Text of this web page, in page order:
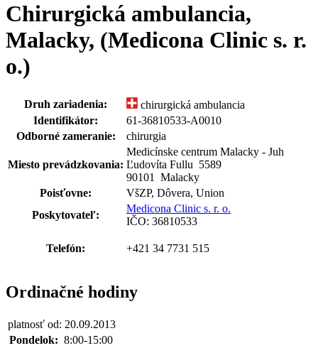
Chirurgická ambulancia,
Malacky, (Medicona Clinic s. r.
o.)
Druh zariadenia:
chirurgická ambulancia
Identifikátor:
61-36810533-A0010
Odborné zameranie:
chirurgia
Miesto prevádzkovania:
Medicínske centrum Malacky - Juh
Ľudovíta Fullu 5589
90101 Malacky
Poisťovne:
VšZP, Dôvera, Union
Poskytovateľ:
Medicona Clinic s. r. o.
IČO: 36810533
Telefón: +421 34 7731 515
Ordinačné hodiny
platnosť od: 20.09.2013
Pondelok: 8:00-15:00